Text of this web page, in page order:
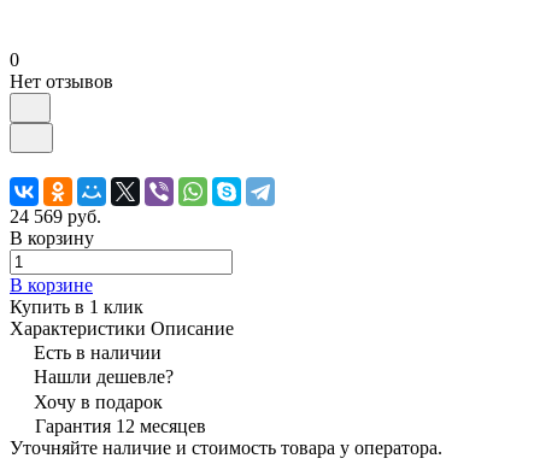
0
Нет отзывов
24 569 руб.
В корзину
В корзине
Купить в 1 клик
Характеристики Описание
Есть в наличии
Нашли дешевле?
Хочу в подарок
Гарантия 12 месяцев
Уточняйте наличие и стоимость товара у оператора.